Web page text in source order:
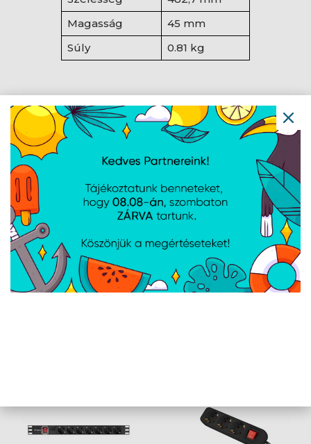
Magasság
45 mm
Súly
0.81 kg
AJÁNLATUNKBÓL